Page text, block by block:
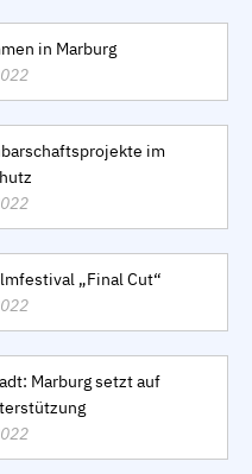
in Marburg
im
„Final Cut“
Marburg setzt auf